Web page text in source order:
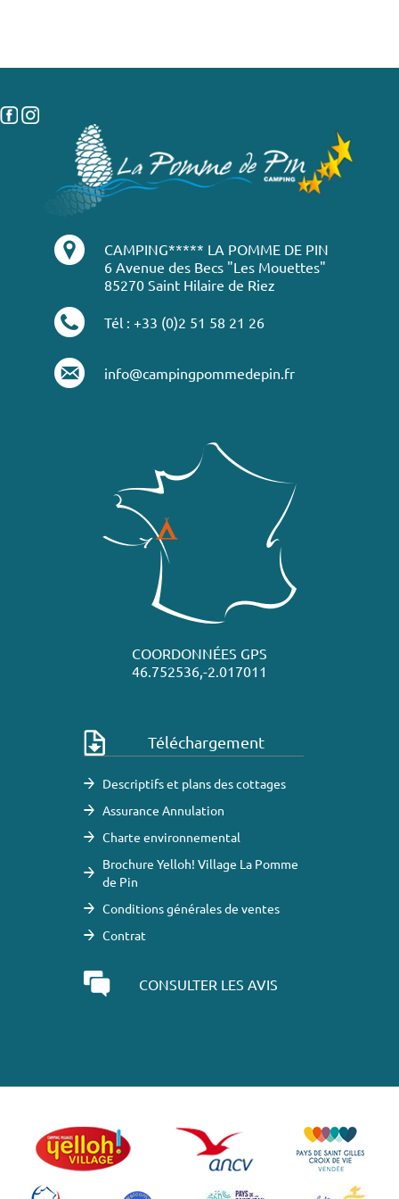
CAMPING***** LA POMME DE PIN
6 Avenue des Becs "Les Mouettes"
85270 Saint Hilaire de Riez
Tél : +33 (0)2 51 58 21 26
info@campingpommedepin.fr
COORDONNÉES GPS
46.752536,-2.017011
Téléchargement
Descriptifs et plans des cottages
Assurance Annulation
Charte environnemental
Brochure Yelloh! Village La Pomme
de Pin
Conditions générales de ventes
Contrat
CONSULTER LES AVIS